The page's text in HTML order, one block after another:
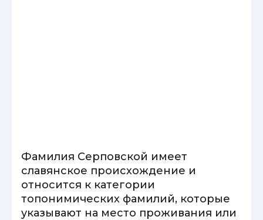
Фамилия Серповской имеет
славянское происхождение и
относится к категории
топонимических фамилий, которые
указывают на место проживания или